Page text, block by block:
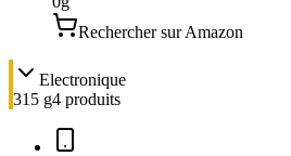
Rechercher sur Amazon
Electronique
315 g4 produits